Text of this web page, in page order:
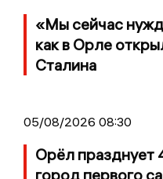
«Мы сейчас
как в Орле
Сталина
05/08/2026 08:30
Орёл празднует
город первого